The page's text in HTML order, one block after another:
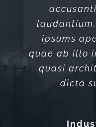
ipsums
quae ab illo
quasi
dicta
ipsums
quae ab illo
quasi
dicta
Xtra